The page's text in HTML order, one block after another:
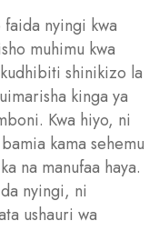
nyingi kwa
muhimu kwa
shinikizo la
kinga ya
Kwa hiyo, ni
kama sehemu
na manufaa haya.
nyingi, ni
ushauri wa